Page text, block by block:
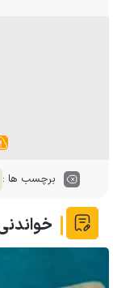
برچسب ها :